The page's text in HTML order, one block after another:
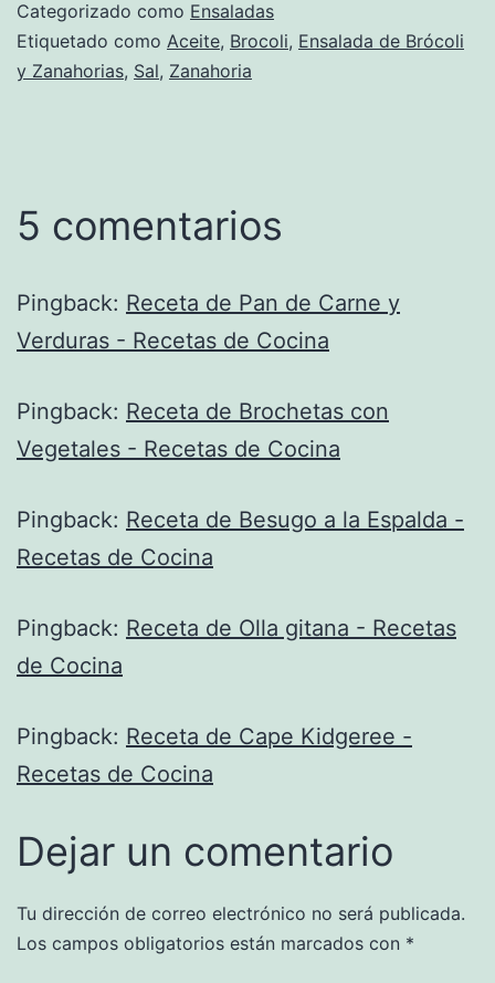
Categorizado como Ensaladas
Etiquetado como Aceite, Brocoli, Ensalada de Brócoli
y Zanahorias, Sal, Zanahoria
5 comentarios
Pingback: Receta de Pan de Carne y
Verduras - Recetas de Cocina
Pingback: Receta de Brochetas con
Vegetales - Recetas de Cocina
Pingback: Receta de Besugo a la Espalda -
Recetas de Cocina
Pingback: Receta de Olla gitana - Recetas
de Cocina
Pingback: Receta de Cape Kidgeree -
Recetas de Cocina
Dejar un comentario
Tu dirección de correo electrónico no será publicada.
Los campos obligatorios están marcados con *